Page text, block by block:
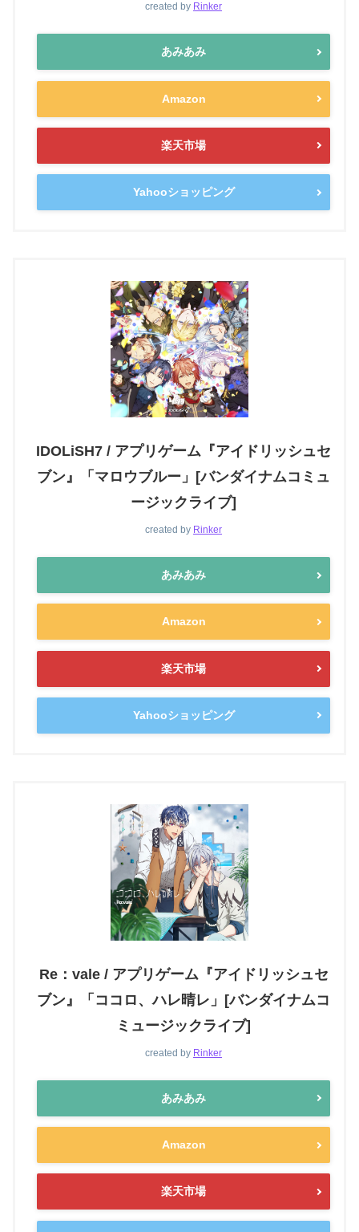
created by Rinker
あみあみ
Amazon
楽天市場
Yahooショッピング
IDOLiSH7 / アプリゲーム『アイドリッシュセ
ブン』「マロウブルー」[バンダイナムコミュ
ージックライブ]
created by Rinker
あみあみ
Amazon
楽天市場
Yahooショッピング
Re：vale / アプリゲーム『アイドリッシュセ
ブン』「ココロ、ハレ晴レ」[バンダイナムコ
ミュージックライブ]
created by Rinker
あみあみ
Amazon
楽天市場